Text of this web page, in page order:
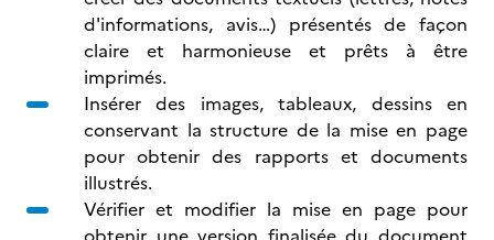
d'informations, avis…) présentés de façon
claire et harmonieuse et prêts à être
imprimés.
Insérer des images, tableaux, dessins en
conservant la structure de la mise en page
pour obtenir des rapports et documents
illustrés.
Vérifier et modifier la mise en page pour